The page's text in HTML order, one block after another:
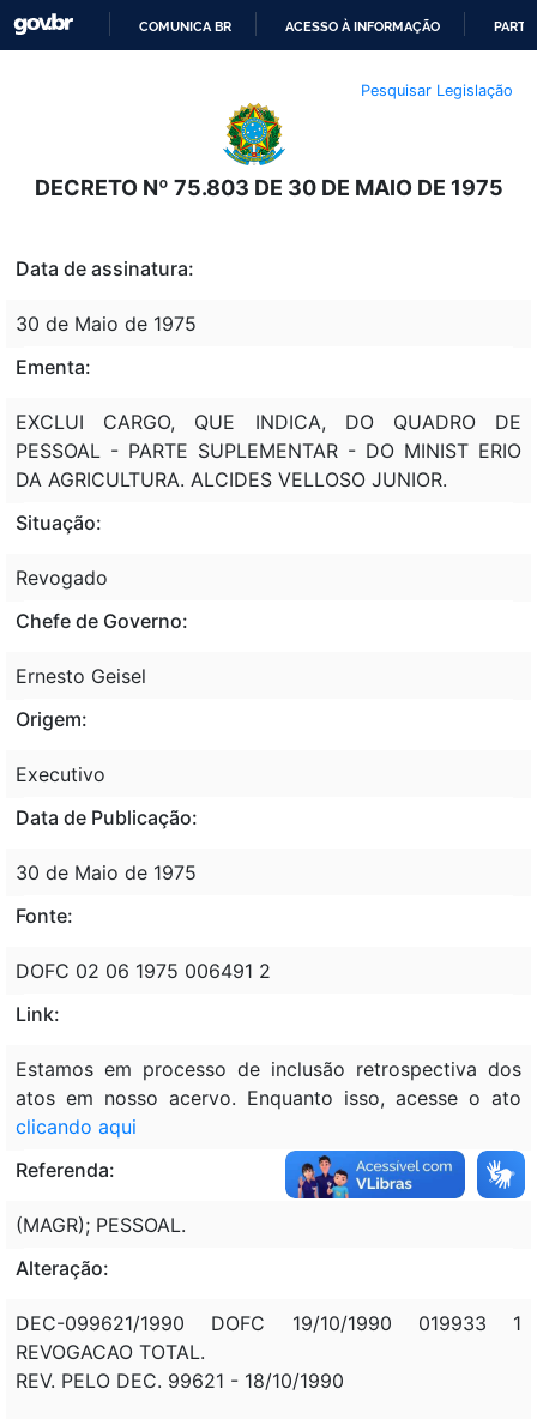
O
CONTEÚDO
COMUNICA BR ACESSO À INFORMAÇÃO
Pesquisar Legislação
DECRETO Nº 75.803 DE 30 DE MAIO DE 1975
Data de assinatura:
30 de Maio de 1975
Ementa:
EXCLUI CARGO, QUE INDICA, DO QUADRO DE
PESSOAL - PARTE SUPLEMENTAR - DO MINIST ERIO
DA AGRICULTURA. ALCIDES VELLOSO JUNIOR.
Situação:
Revogado
Chefe de Governo:
Ernesto Geisel
Origem:
Executivo
Data de Publicação:
30 de Maio de 1975
Fonte:
DOFC 02 06 1975 006491 2
Link:
Estamos em processo de inclusão retrospectiva dos
atos em nosso acervo. Enquanto isso, acesse o ato
clicando aqui
Referenda:
(MAGR); PESSOAL.
Alteração:
DEC-099621/1990 DOFC 19/10/1990 019933 1
REVOGACAO TOTAL.
REV. PELO DEC. 99621 - 18/10/1990